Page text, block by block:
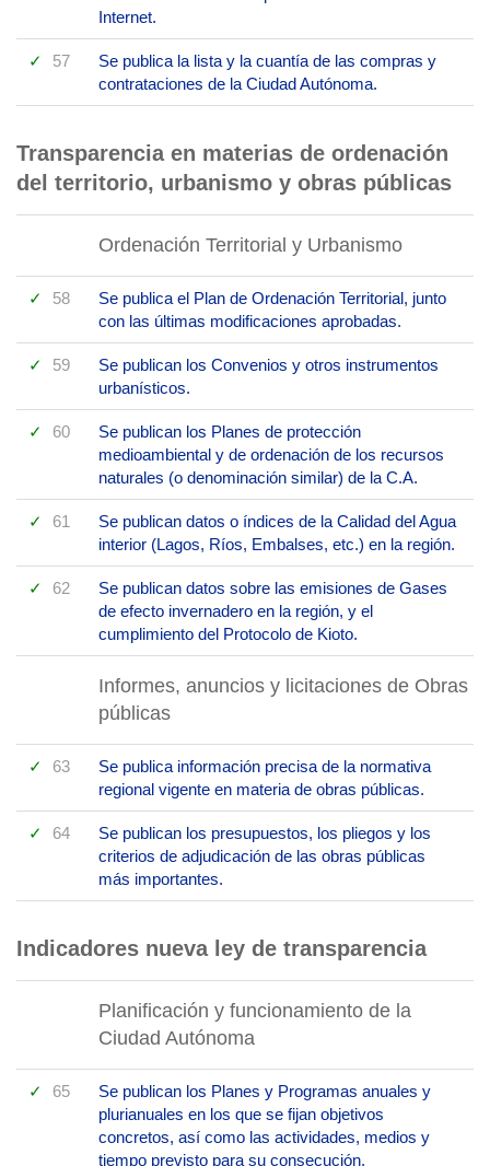
Internet.
57
Se publica la lista y la cuantía de las compras y
contrataciones de la Ciudad Autónoma.
Transparencia en materias de ordenación
del territorio, urbanismo y obras públicas
Ordenación Territorial y Urbanismo
58
Se publica el Plan de Ordenación Territorial, junto
con las últimas modificaciones aprobadas.
59
Se publican los Convenios y otros instrumentos
urbanísticos.
60
Se publican los Planes de protección
medioambiental y de ordenación de los recursos
naturales (o denominación similar) de la C.A.
61
Se publican datos o índices de la Calidad del Agua
interior (Lagos, Ríos, Embalses, etc.) en la región.
62
Se publican datos sobre las emisiones de Gases
de efecto invernadero en la región, y el
cumplimiento del Protocolo de Kioto.
Informes, anuncios y licitaciones de Obras
públicas
63
Se publica información precisa de la normativa
regional vigente en materia de obras públicas.
64
Se publican los presupuestos, los pliegos y los
criterios de adjudicación de las obras públicas
más importantes.
Indicadores nueva ley de transparencia
Planificación y funcionamiento de la
Ciudad Autónoma
65
Se publican los Planes y Programas anuales y
plurianuales en los que se fijan objetivos
concretos, así como las actividades, medios y
tiempo previsto para su consecución.